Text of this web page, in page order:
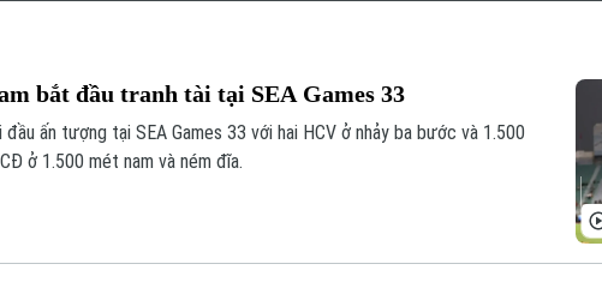
bắt đầu tranh tài tại SEA Games 33
ấn tượng tại SEA Games 33 với hai HCV ở nhảy ba bước và 1.500
ở 1.500 mét nam và ném đĩa.